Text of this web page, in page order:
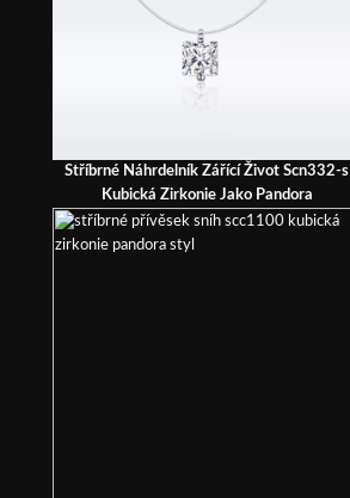
Stříbrné Náhrdelník Zářící Život Scn332-s
Kubická Zirkonie Jako Pandora